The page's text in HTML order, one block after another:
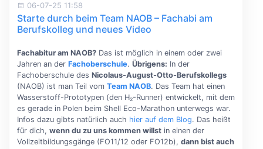
06-07-25 11:58
Starte durch beim Team NAOB – Fachabi am
Berufskolleg und neues Video
Fachabitur am NAOB?Das ist möglich in einem oder zwei
Jahren an der Fachoberschule. Übrigens: In der
Fachoberschule des Nicolaus-August-Otto-Berufskollegs
(NAOB) ist man Teil vom Team NAOB. Das Team hat einen
Wasserstoff-Prototypen (den H₂-Runner) entwickelt, mit dem
es gerade in Polen beim Shell Eco-Marathon unterwegs war.
Infos dazu gibts natürlich auch hier auf dem Blog. Das heißt
für dich, wenn du zu uns kommen willstin einen der
Vollzeitbildungsgänge (FO11/12 oder FO12b), dann bist auch